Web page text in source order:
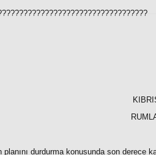
planını durdurma konusunda son derece